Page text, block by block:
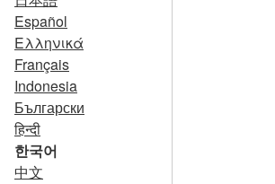
Español
Ελληνικά
Français
Indonesia
Български
हिन्दी
한국어
中文